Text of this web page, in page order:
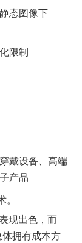
态图像下
限制
戴设备、高端
产品
现出色，而
拥有成本方